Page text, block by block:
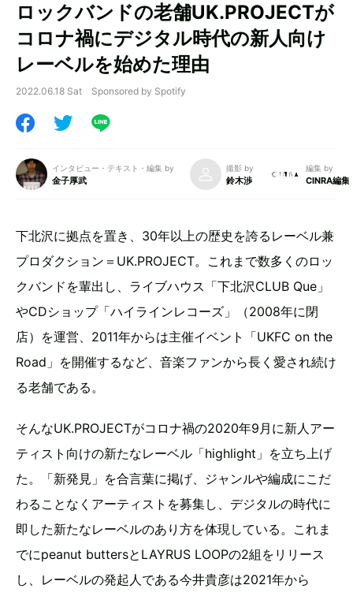
ロックバンドの老舗UK.PROJECTが
コロナ禍にデジタル時代の新人向け
レーベルを始めた理由
2022.06.18 Sat Sponsored by Spotify
インタビュー・テキスト・編集 by
金子厚武
撮影 by
鈴木渉
編集 by
CINRA編集
下北沢に拠点を置き、30年以上の歴史を誇るレーベル兼
プロダクション＝UK.PROJECT。これまで数多くのロッ
クバンドを輩出し、ライブハウス「下北沢CLUB Que」
やCDショップ「ハイラインレコーズ」（2008年に閉
店）を運営、2011年からは主催イベント「UKFC on the
Road」を開催するなど、音楽ファンから長く愛され続け
る老舗である。
そんなUK.PROJECTがコロナ禍の2020年9月に新人アー
ティスト向けの新たなレーベル「highlight」を立ち上げ
た。「新発見」を合言葉に掲げ、ジャンルや編成にこだ
わることなくアーティストを募集し、デジタルの時代に
即した新たなレーベルのあり方を体現している。これま
でにpeanut buttersとLAYRUS LOOPの2組をリリース
し、レーベルの発起人である今井貴彦は2021年から